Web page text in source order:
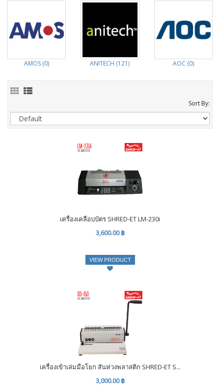
AMOS (0) ANITECH (121) AOC (0)
Sort By:
เครื่องเคลือบบัตร SHRED-ET LM-230i
3,600.00 ฿
VIEW PRODUCT
เครื่องเข้าเล่มมือโยก สันห่วงพลาสติก SHRED-ET S...
3,000.00 ฿